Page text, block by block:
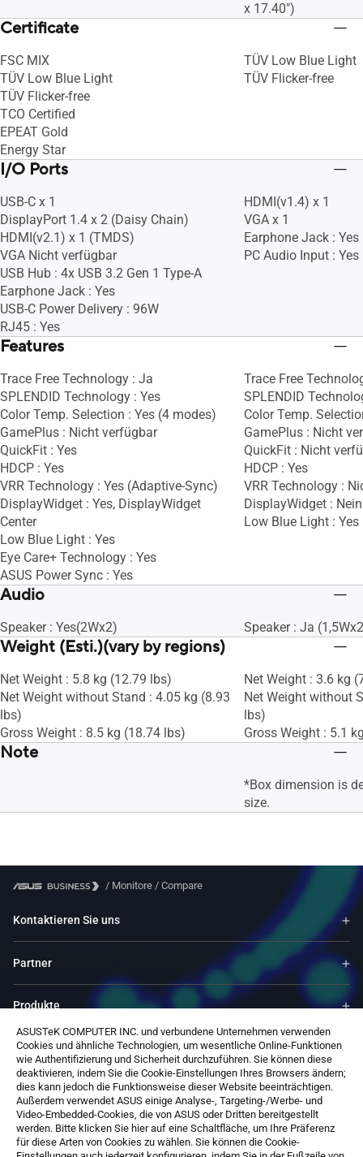
ASUSTeK COMPUTER INC. und verbundene Unternehmen verwenden
Cookies und ähnliche Technologien, um wesentliche Online-Funktionen
wie Authentifizierung und Sicherheit durchzuführen. Sie können diese
deaktivieren, indem Sie die Cookie-Einstellungen Ihres Browsers ändern;
dies kann jedoch die Funktionsweise dieser Website beeinträchtigen.
Außerdem verwendet ASUS einige Analyse-, Targeting-/Werbe- und
Video-Embedded-Cookies, die von ASUS oder Dritten bereitgestellt
werden. Bitte klicken Sie hier auf eine Schaltfläche, um Ihre Präferenz
für diese Arten von Cookies zu wählen. Sie können die Cookie-
x 17.40")
Certificate
FSC MIX
TÜV Low Blue Light
TÜV Flicker-free
TCO Certified
EPEAT Gold
Energy Star
TÜV Low Blue Light
TÜV Flicker-free
I/O Ports
USB-C x 1
DisplayPort 1.4 x 2 (Daisy Chain)
HDMI(v2.1) x 1 (TMDS)
VGA Nicht verfügbar
USB Hub : 4x USB 3.2 Gen 1 Type-A
Earphone Jack : Yes
USB-C Power Delivery : 96W
RJ45 : Yes
HDMI(v1.4) x 1
VGA x 1
Earphone Jack : Yes
PC Audio Input : Yes
Features
Trace Free Technology : Ja
SPLENDID Technology : Yes
Color Temp. Selection : Yes (4 modes)
GamePlus : Nicht verfügbar
QuickFit : Yes
HDCP : Yes
VRR Technology : Yes (Adaptive-Sync)
DisplayWidget : Yes, DisplayWidget
Center
Low Blue Light : Yes
Eye Care+ Technology : Yes
ASUS Power Sync : Yes
Trace Free
SPLENDID
Color Temp.
GamePlus : Nicht
QuickFit : Nicht
HDCP : Yes
VRR Technology :
DisplayWidget : Nein
Low Blue Light : Yes
Audio
Speaker : Yes(2Wx2) Speaker : Ja
Weight (Esti.)(vary by regions)
Net Weight : 5.8 kg (12.79 lbs)
Net Weight without Stand : 4.05 kg (8.93
lbs)
Gross Weight : 8.5 kg (18.74 lbs)
Net Weight : 3.6 kg
Net Weight without
lbs)
Gross Weight : 5.1
Note
*Box dimension is
size.
/ Monitore / Compare
Kontaktieren Sie uns
Partner
Produkte
Ressourcen
Service & Programme
Über ASUS